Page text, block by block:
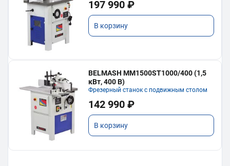
197 990 ₽
В корзину
BELMASH MM1500ST1000/400 (1,5
кВт, 400 В)
Фрезерный станок с подвижным столом
142 990 ₽
В корзину